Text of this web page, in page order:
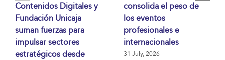
Contenidos Digitales y
Fundación Unicaja
suman fuerzas para
impulsar sectores
estratégicos desde
consolida el peso de
los eventos
profesionales e
internacionales
31 July, 2026